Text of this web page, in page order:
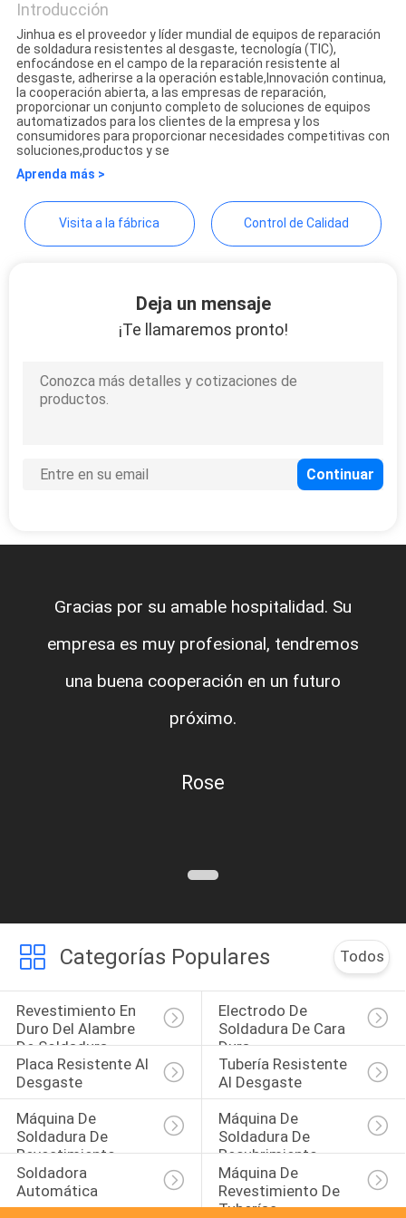
NOTICIAS
JINHUA (QINGDAO)
HARDFACING TECHNOLOGY
CO., LTD.
Introducción
Jinhua es el proveedor y líder mundial de equipos de reparación
de soldadura resistentes al desgaste, tecnología (TIC),
enfocándose en el campo de la reparación resistente al
desgaste, adherirse a la operación estable,Innovación continua,
la cooperación abierta, a las empresas de reparación,
proporcionar un conjunto completo de soluciones de equipos
automatizados para los clientes de la empresa y los
consumidores para proporcionar necesidades competitivas con
soluciones,productos y se
Aprenda más >
Visita a la fábrica Control de Calidad
Deja un mensaje
¡Te llamaremos pronto!
Gracias por su amable hospitalidad. Su
empresa es muy profesional, tendremos
una buena cooperación en un futuro
próximo.
Rose
Categorías Populares Todos
Revestimiento En
Duro Del Alambre
De Soldadura
Electrodo De
Soldadura De Cara
Dura
Placa Resistente Al
Desgaste
Tubería Resistente
Al Desgaste
Máquina De
Soldadura De
Revestimiento
Máquina De
Soldadura De
Recubrimiento
Soldadora
Automática
Máquina De
Revestimiento De
Tuberías